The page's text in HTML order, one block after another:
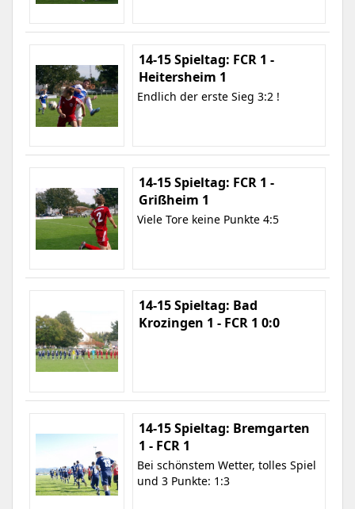
14-15 Spieltag: FCR 1 -
Heitersheim 1
Endlich der erste Sieg 3:2 !
14-15 Spieltag: FCR 1 -
Grißheim 1
Viele Tore keine Punkte 4:5
14-15 Spieltag: Bad
Krozingen 1 - FCR 1 0:0
14-15 Spieltag: Bremgarten
1 - FCR 1
Bei schönstem Wetter, tolles Spiel
und 3 Punkte: 1:3